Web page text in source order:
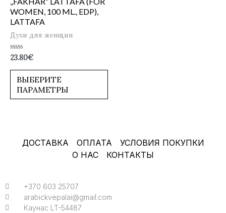
WOMEN, 100 ML., EDP),
LATTAFA
Духи для женщин
Оценка
из
23.80€
ВЫБЕРИТЕ
ПАРАМЕТРЫ
ДОСТАВКА ОПЛАТА
УСЛОВИЯ ПОКУПКИ
О НАС
КОНТАКТЫ
+370 603 25707
arabickvepalai@gmail.com
Каунас LT-54487